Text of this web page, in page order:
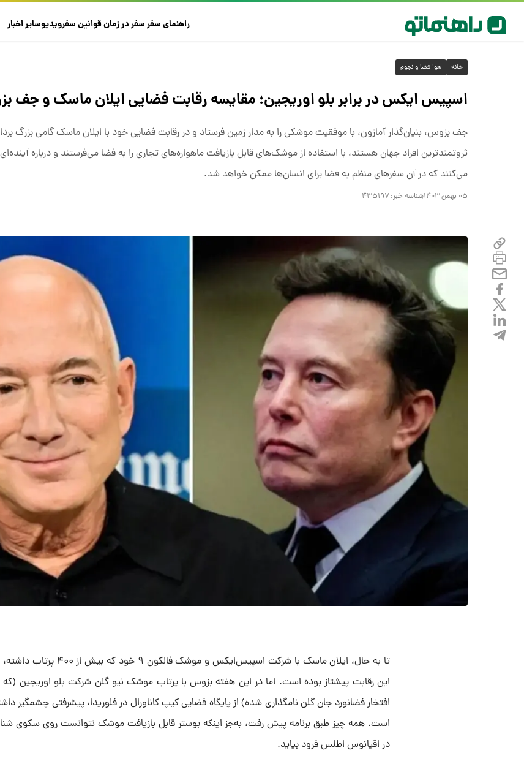
راهنمای سفرسفر در زمانقوانین سفرویدیوسایراخبار
خانه هوا فضا و نجوم
اسپیس ایکس در برابر بلو اوریجین؛ مقایسه رقابت فضایی ایلان ماسک و جف
جف بزوس، بنیان‌گذار آمازون، با موفقیت موشکی را به مدار زمین فرستاد و در رقابت فضایی خود با ایلان ماسک گامی بزرگ
ثروتمندترین افراد جهان هستند، با استفاده از موشک‌های قابل بازیافت ماهواره‌های تجاری را به فضا می‌فرستند و درباره
می‌کنند که در آن سفرهای منظم به فضا برای انسان‌ها ممکن خواهد شد.
۰۵ بهمن ۱۴۰۳ شناسه خبر: ۴۳۵۱۹۷
تا به حال، ایلان ماسک با شرکت اسپیس‌ایکس و موشک فالکون ۹ خود که بیش از ۴۰۰
این رقابت پیشتاز بوده است. اما در این هفته بزوس با پرتاب موشک نیو گلن شرکت بلو اوریجین (که
افتخار فضانورد جان گلن نامگذاری شده) از پایگاه فضایی کیپ کاناورال در فلوریدا، پیشرفتی چشمگیر
است. همه چیز طبق برنامه پیش رفت، به‌جز اینکه بوستر قابل بازیافت موشک نتوانست روی سکوی
در اقیانوس اطلس فرود بیاید.